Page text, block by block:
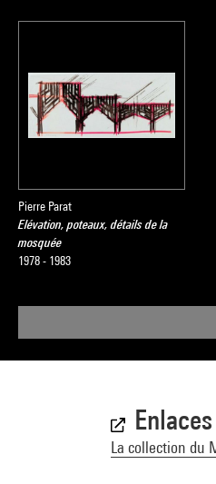
Pierre Parat
Elévation, poteaux, détails de la
mosquée
1978 - 1983
La collection du